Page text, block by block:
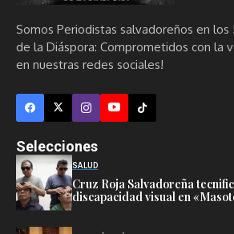
Somos Periodistas salvadoreños en
de la Diáspora: Comprometidos con la
en nuestras redes sociales!
Selecciones
SALUD
Cruz Roja Salvadoreña
discapacidad visual en